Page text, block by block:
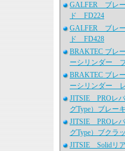
GALFER ブレ
ド FD224
GALFER ブレ
ド FD428
BRAKTEC ブレ
ーシリンダー
BRAKTEC ブレ
ーシリンダー
JITSIE PROレ
グType）ブレー
JITSIE PROレ
グType）ブクラ
JITSIE Solidリ